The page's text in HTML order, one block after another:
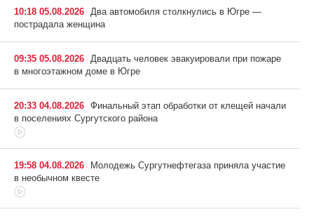
10:18 05.08.2026 Два автомобиля столкнулись в Югре —
пострадала женщина
09:35 05.08.2026 Двадцать человек эвакуировали при пожаре
в многоэтажном доме в Югре
20:33 04.08.2026 Финальный этап обработки от клещей начали
в поселениях Сургутского района
19:58 04.08.2026
Молодежь Сургутнефтегаза приняла участие
в необычном квесте